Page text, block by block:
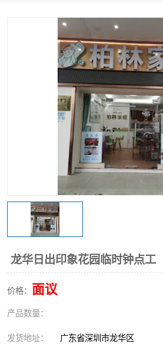
龙华日出印象花园临时钟点工
价格： 面议
产品数量：
发货地址： 广东省深圳市龙华区